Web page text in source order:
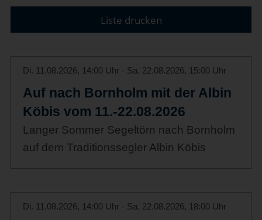
Liste drucken
Di. 11.08.2026, 14:00 Uhr - Sa. 22.08.2026, 15:00 Uhr
Auf nach Bornholm mit der Albin
Köbis vom 11.-22.08.2026
Langer Sommer Segeltörn nach Bornholm
auf dem Traditionssegler Albin Köbis
Di. 11.08.2026, 14:00 Uhr - Sa. 22.08.2026, 18:00 Uhr